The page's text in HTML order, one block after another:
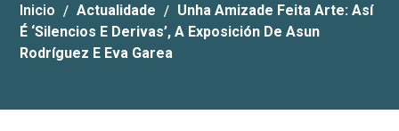
Inicio Actualidade
Unha Amizade Feita Arte: Así
É ‘Silencios E Derivas’, A Exposición De Asun
Rodríguez E Eva Garea